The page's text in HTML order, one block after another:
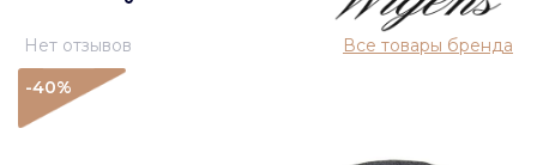
Нет отзывов
Все товары бренда
-40%